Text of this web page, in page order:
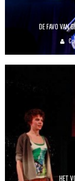
DE FAVO VAN
HET